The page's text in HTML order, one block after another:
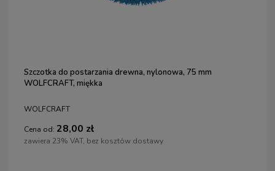
Szczotka do postarzania drewna, nylonowa, 75 mm
WOLFCRAFT, miękka
WOLFCRAFT
Cena od: 28,00 zł
zawiera 23% VAT, bez kosztów dostawy